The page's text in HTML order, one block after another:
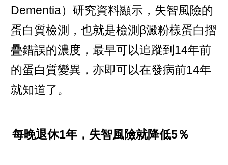
Dementia）研究資料顯示，失智風險的
蛋白質檢測，也就是檢測β澱粉樣蛋白摺
疊錯誤的濃度，最早可以追蹤到14年前
的蛋白質變異，亦即可以在發病前14年
就知道了。
每晚退休1年，失智風險就降低5％